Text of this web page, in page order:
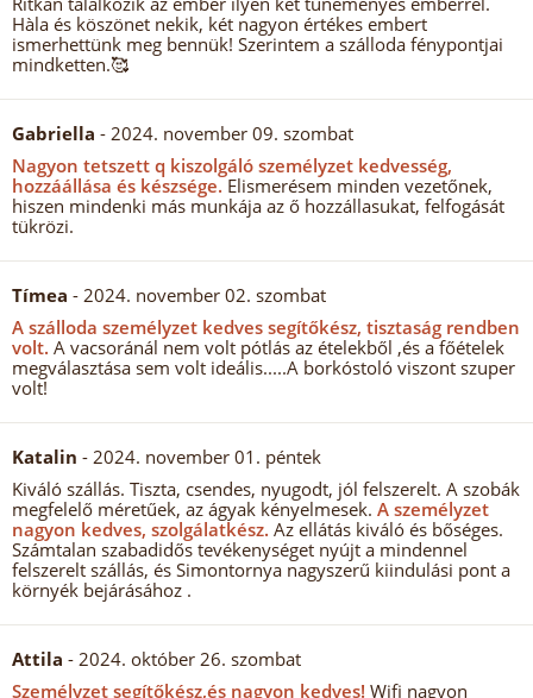
Hàla és köszönet nekik, két nagyon értékes embert
ismerhettünk meg bennük! Szerintem a szálloda fénypontjai
mindketten.🥰
Gabriella - 2024. november 09. szombat
Nagyon tetszett q kiszolgáló személyzet kedvesség,
hozzáállása és készsége. Elismerésem minden vezetőnek,
hiszen mindenki más munkája az ő hozzállasukat, felfogását
tükrözi.
Tímea - 2024. november 02. szombat
A szálloda személyzet kedves segítőkész, tisztaság rendben
volt. A vacsoránál nem volt pótlás az ételekből ,és a főételek
megválasztása sem volt ideális.....A borkóstoló viszont szuper
volt!
Katalin - 2024. november 01. péntek
Kiváló szállás. Tiszta, csendes, nyugodt, jól felszerelt. A szobák
megfelelő méretűek, az ágyak kényelmesek. A személyzet
nagyon kedves, szolgálatkész. Az ellátás kiváló és bőséges.
Számtalan szabadidős tevékenységet nyújt a mindennel
felszerelt szállás, és Simontornya nagyszerű kiindulási pont a
környék bejárásához .
Attila - 2024. október 26. szombat
Személyzet segítőkész,és nagyon kedves! Wifi nagyon